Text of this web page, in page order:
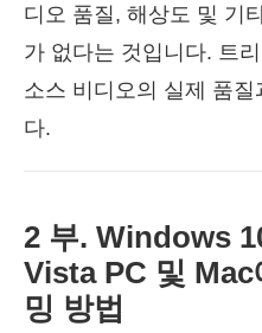
디오 품질, 해상도 및 기
가 없다는 것입니다. 트
소스 비디오의 실제 품
다.
2 부. Windows
Vista PC 및 Mac
밍 방법